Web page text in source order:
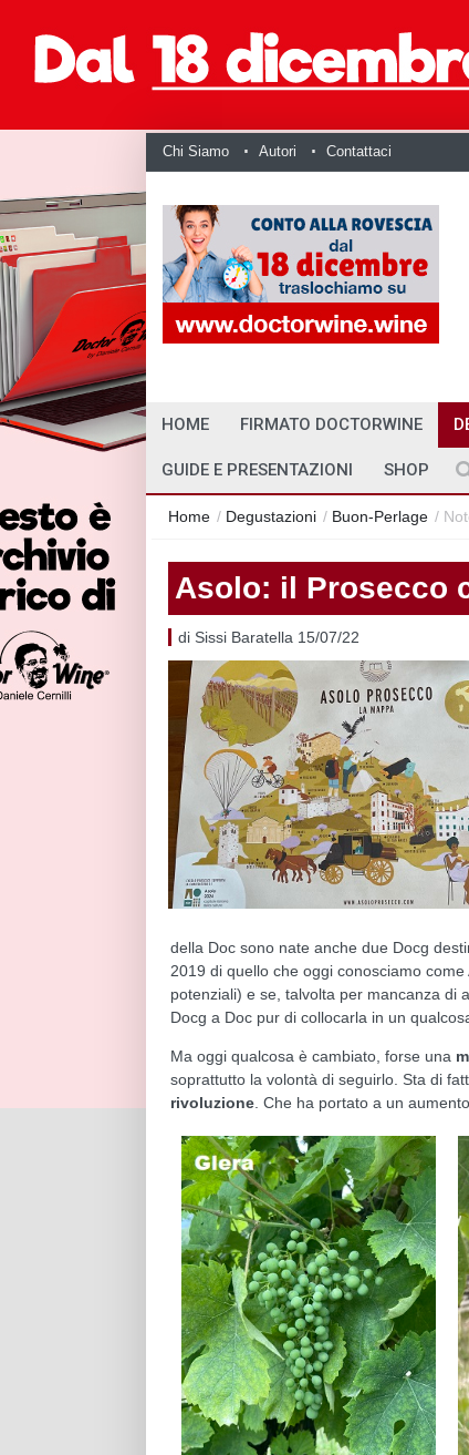
Chi Siamo Autori Contattaci
HOME FIRMATO DOCTORWINE
GUIDE E PRESENTAZIONI SHOP
Home / Degustazioni / Buon-Perlage /
Asolo: il Prosecco
di Sissi Baratella 15/07/22
della Doc sono nate anche due Docg
2019 di quello che oggi conosciamo
potenziali) e se, talvolta per mancanza di
Docg a Doc pur di collocarla in un
Ma oggi qualcosa è cambiato, forse una
soprattutto la volontà di seguirlo. Sta di
rivoluzione . Che ha portato a un